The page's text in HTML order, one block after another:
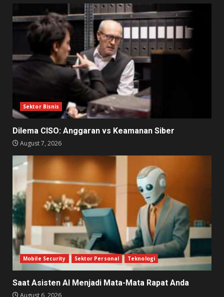
Sektor Bisnis
Dilema CISO: Anggaran vs Keamanan Siber
August 7, 2026
Mobile Security Sektor Personal Teknologi
Saat Asisten AI Menjadi Mata-Mata Rapat Anda
August 6, 2026